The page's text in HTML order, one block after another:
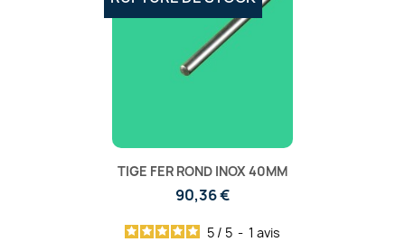
TIGE FER ROND INOX 40MM
90,36 €
5 / 5 - 1 avis